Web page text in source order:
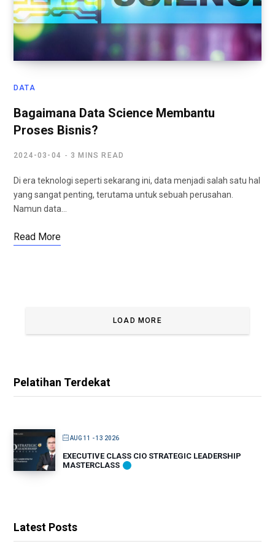
DATA
Bagaimana Data Science Membantu
Proses Bisnis?
2024-03-04 3 MINS READ
Di era teknologi seperti sekarang ini, data menjadi salah satu hal
yang sangat penting, terutama untuk sebuah perusahan.
Namun data…
Read More
LOAD MORE
Pelatihan Terdekat
AUG 11 - 13 2026
EXECUTIVE CLASS CIO STRATEGIC LEADERSHIP
MASTERCLASS
Latest Posts